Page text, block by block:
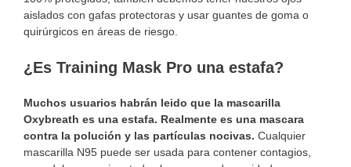
aislados con gafas protectoras y usar guantes de goma o
quirúrgicos en áreas de riesgo.
¿Es Training Mask Pro una estafa?
Muchos usuarios habrán leido que la mascarilla
Oxybreath es una estafa. Realmente es una mascara
contra la polución y las partículas nocivas. Cualquier
mascarilla N95 puede ser usada para contener contagios,